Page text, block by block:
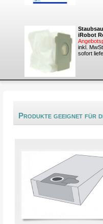
iRobot
inkl.
sofort
Produkte geeignet für